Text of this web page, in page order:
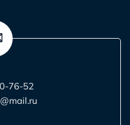
76-52